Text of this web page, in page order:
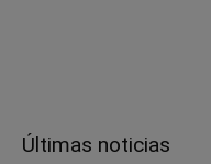
Últimas noticias